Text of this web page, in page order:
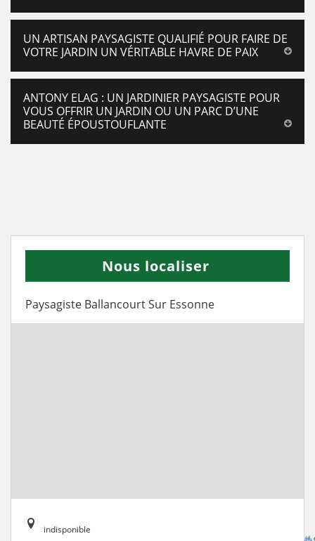
UN ARTISAN PAYSAGISTE QUALIFIÉ POUR FAIRE DE
VOTRE JARDIN UN VÉRITABLE HAVRE DE PAIX
ANTONY ELAG : UN JARDINIER PAYSAGISTE POUR
VOUS OFFRIR UN JARDIN OU UN PARC D’UNE
BEAUTÉ ÉPOUSTOUFLANTE
Nous localiser
Paysagiste Ballancourt Sur Essonne
indisponible